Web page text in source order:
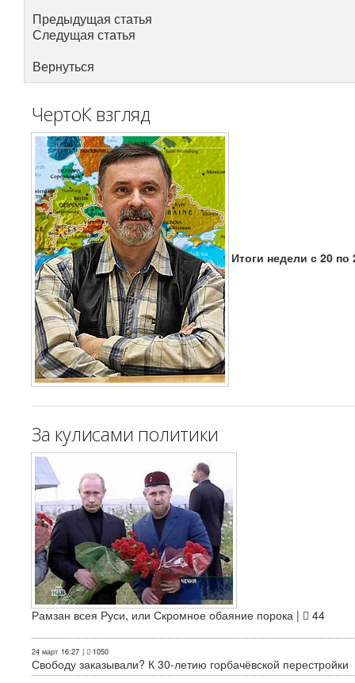
Предыдущая статья
Следущая статья
Вернуться
ЧертоК взгляд
Итоги недели с 20 по
За кулисами политики
Рамзан всея Руси, или Скромное обаяние порока | 44
24 март 16:27 | 1050
Свободу заказывали? К 30-летию горбачёвской перестройки